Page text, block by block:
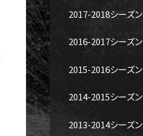
2017-2018シーズン
2016-2017シーズン
2015-2016シーズン
2014-2015シーズン
2013-2014シーズン